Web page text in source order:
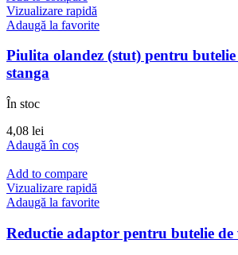
Vizualizare rapidă
Adaugă la favorite
Piulita olandez (stut) pentru butelie
stanga
În stoc
4,08 lei
Adaugă în coș
Add to compare
Vizualizare rapidă
Adaugă la favorite
Reductie adaptor pentru butelie